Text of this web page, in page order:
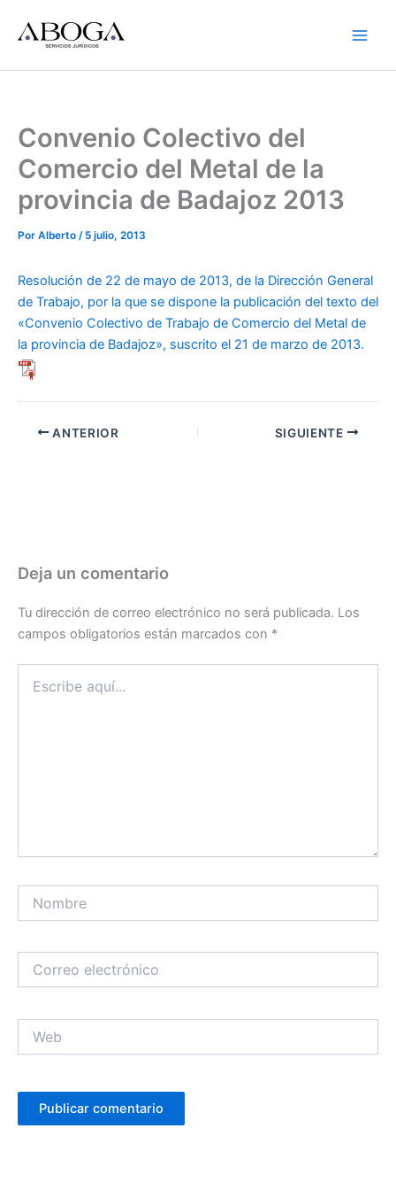
contenido
Convenio Colectivo del
Comercio del Metal de la
provincia de Badajoz 2013
Por Alberto / 5 julio, 2013
Resolución de 22 de mayo de 2013, de la Dirección General
de Trabajo, por la que se dispone la publicación del texto del
«Convenio Colectivo de Trabajo de Comercio del Metal de
la provincia de Badajoz», suscrito el 21 de marzo de 2013.
ANTERIOR SIGUIENTE
Deja un comentario
Tu dirección de correo electrónico no será publicada. Los
campos obligatorios están marcados con *
aquí...
electrónico